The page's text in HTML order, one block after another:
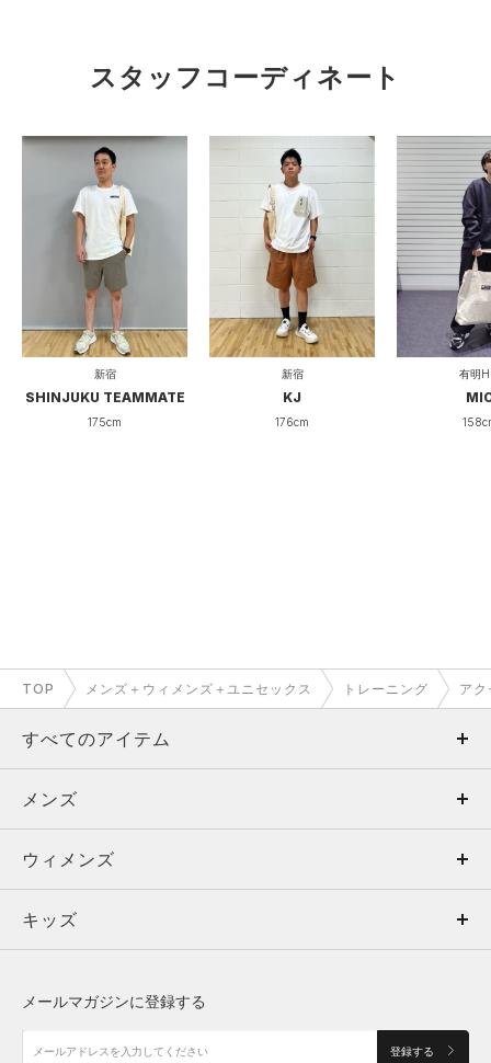
スタッフコーディネート
新宿
SHINJUKU TEAMMATE
175cm
新宿
KJ
176cm
有明
TOP メンズ＋ウィメンズ＋ユニセックス トレーニング ア
すべてのアイテム
メンズ
ウィメンズ
キッズ
アクセサリー
メンズ
トップス
ボトムス
アクセサリー
ウィメンズ
トップス
シューズ
キッズ
メールマガジンに登録する
登録する